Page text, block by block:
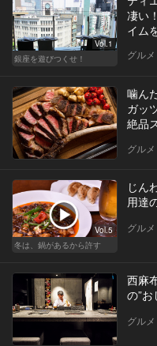
Vol.1
銀座を遊びつくせ！
凄い
イム
グルメ
噛ん
ガッ
絶品
グルメ
Vol.5
冬は、鍋があるから許す
じん
用達
グルメ
西麻
の”
グルメ